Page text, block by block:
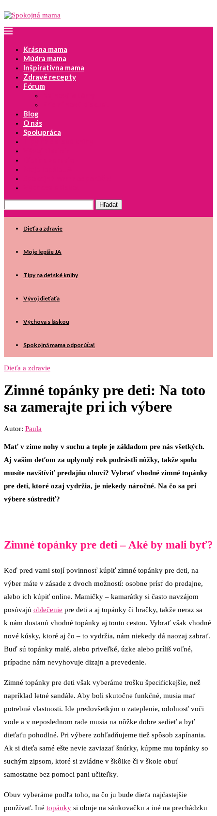
Krásna mama
Múdra mama
Inšpiratívna mama
Zdravé recepty
Fórum
Blog
O nás
Spolupráca
Dieťa a zdravie
Moje lepšie JA
Tipy na detské knihy
Vývoj dieťaťa
Výchova s láskou
Spokojná mama odporúča!
Dieťa a zdravie
Zimné topánky pre deti: Na toto
sa zamerajte pri ich výbere
Autor: Paula
Mať v zime nohy v suchu a teple je základom pre nás všetkých.
Aj vašim deťom za uplynulý rok podrástli nôžky, takže spolu
musíte navštíviť predajňu obuvi? Vybrať vhodné zimné topánky
pre deti, ktoré ozaj vydržia, je niekedy náročné. Na čo sa pri
výbere sústrediť?
Zimné topánky pre deti – Aké by mali byť?
Keď pred vami stojí povinnosť kúpiť zimné topánky pre deti, na
výber máte v zásade z dvoch možností: osobne prísť do predajne,
alebo ich kúpiť online. Mamičky – kamarátky si často navzájom
posúvajú oblečenie pre deti a aj topánky či hračky, takže neraz sa
k nám dostanú vhodné topánky aj touto cestou. Vybrať však vhodné
nové kúsky, ktoré aj čo – to vydržia, nám niekedy dá naozaj zabrať.
Buď sú topánky malé, alebo priveľké, úzke alebo príliš voľné,
prípadne nám nevyhovuje dizajn a prevedenie.
Zimné topánky pre deti však vyberáme trošku špecifickejšie, než
napríklad letné sandále. Aby boli skutočne funkčné, musia mať
potrebné vlastnosti. Ide predovšetkým o zateplenie, odolnosť voči
vode a v neposlednom rade musia na nôžke dobre sedieť a byť
dieťaťu pohodlné. Pri výbere zohľadňujeme tiež spôsob zapínania.
Ak si dieťa samé ešte nevie zaviazať šnúrky, kúpme mu topánky so
suchým zipsom, ktoré si zvládne v škôlke či v škole obuť
samostatne bez pomoci pani učiteľky.
Obuv vyberáme podľa toho, na čo ju bude dieťa najčastejšie
používať. Iné topánky si obuje na sánkovačku a iné na prechádzku